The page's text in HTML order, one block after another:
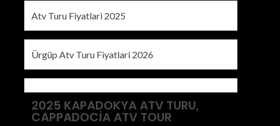
Atv Turu Fiyatlari 2025
Ürgüp Atv Turu Fiyatlari 2026
2025 KAPADOKYA ATV TURU,
CAPPADOCIA ATV TOUR